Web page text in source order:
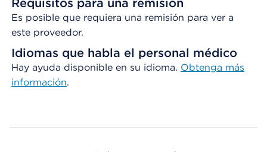
Requisitos para una remisión
Es posible que requiera una remisión para ver a
este proveedor.
Idiomas que habla el personal médico
Hay ayuda disponible en su idioma. Obtenga más
información.